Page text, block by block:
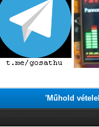
'Műhold